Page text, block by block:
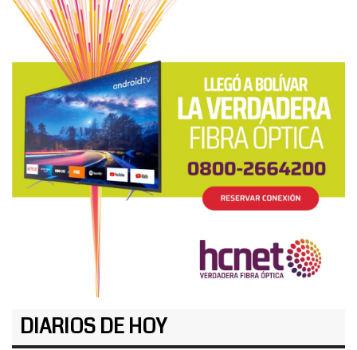
DIARIOS DE HOY